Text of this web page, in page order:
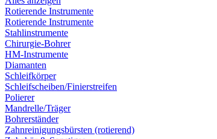
Rotierende Instrumente
Rotierende Instrumente
Stahlinstrumente
Chirurgie-Bohrer
HM-Instrumente
Diamanten
Schleifkörper
Schleifscheiben/Finierstreifen
Polierer
Mandrelle/Träger
Bohrerständer
Zahnreinigungsbürsten (rotierend)